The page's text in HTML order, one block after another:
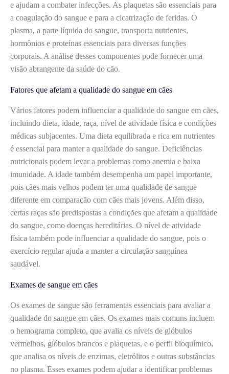
e ajudam a combater infecções. As plaquetas são essenciais para
a coagulação do sangue e para a cicatrização de feridas. O
plasma, a parte líquida do sangue, transporta nutrientes,
hormônios e proteínas essenciais para diversas funções
corporais. A análise desses componentes pode fornecer uma
visão abrangente da saúde do cão.
Fatores que afetam a qualidade do sangue em cães
Vários fatores podem influenciar a qualidade do sangue em cães,
incluindo dieta, idade, raça, nível de atividade física e condições
médicas subjacentes. Uma dieta equilibrada e rica em nutrientes
é essencial para manter a qualidade do sangue. Deficiências
nutricionais podem levar a problemas como anemia e baixa
imunidade. A idade também desempenha um papel importante,
pois cães mais velhos podem ter uma qualidade de sangue
diferente em comparação com cães mais jovens. Além disso,
certas raças são predispostas a condições que afetam a qualidade
do sangue, como doenças hereditárias. O nível de atividade
física também pode influenciar a qualidade do sangue, pois o
exercício regular ajuda a manter a circulação sanguínea
saudável.
Exames de sangue em cães
Os exames de sangue são ferramentas essenciais para avaliar a
qualidade do sangue em cães. Os exames mais comuns incluem
o hemograma completo, que avalia os níveis de glóbulos
vermelhos, glóbulos brancos e plaquetas, e o perfil bioquímico,
que analisa os níveis de enzimas, eletrólitos e outras substâncias
no plasma. Esses exames podem ajudar a identificar problemas